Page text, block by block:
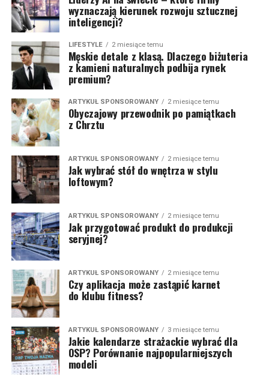
wyznaczają kierunek rozwoju sztucznej
inteligencji?
LIFESTYLE 2 miesiące temu
Męskie detale z klasą. Dlaczego biżuteria
z kamieni naturalnych podbija rynek
premium?
ARTYKUŁ SPONSOROWANY 2 miesiące temu
Obyczajowy przewodnik po pamiątkach
z Chrztu
ARTYKUŁ SPONSOROWANY 2 miesiące temu
Jak wybrać stół do wnętrza w stylu
loftowym?
ARTYKUŁ SPONSOROWANY 2 miesiące temu
Jak przygotować produkt do produkcji
seryjnej?
ARTYKUŁ SPONSOROWANY 2 miesiące temu
Czy aplikacja może zastąpić karnet
do klubu fitness?
ARTYKUŁ SPONSOROWANY 3 miesiące temu
Jakie kalendarze strażackie wybrać dla
OSP? Porównanie najpopularniejszych
modeli